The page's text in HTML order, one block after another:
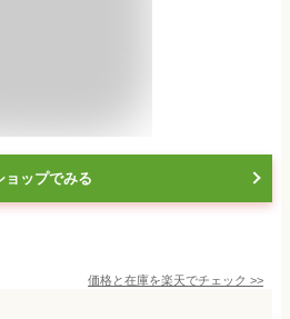
ョップでみる
価格と在庫を楽天でチェック >>